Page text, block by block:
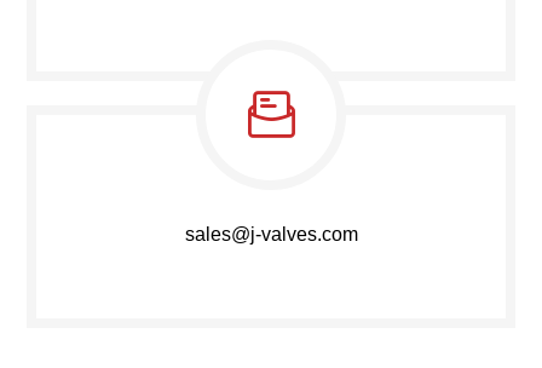
sales@j-valves.com